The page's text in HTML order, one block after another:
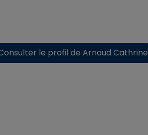
le profil de Arnaud Cathrine